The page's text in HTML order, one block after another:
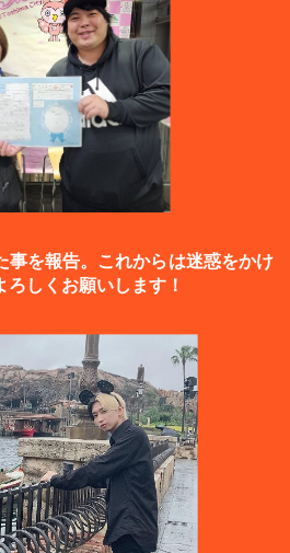
事を報告。これからは迷惑をかけ
しくお願いします！